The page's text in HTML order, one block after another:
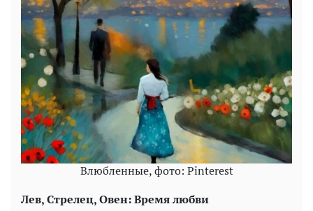
Влюбленные, фото: Pinterest
Лев, Стрелец, Овен: Время любви